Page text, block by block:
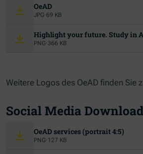
OeAD
JPG·69 KB
Highlight your future. Study in
PNG· 366 KB
Weitere Logos des OeAD finden Sie
Social Media
OeAD services (portrait 4:5)
PNG· 127 KB